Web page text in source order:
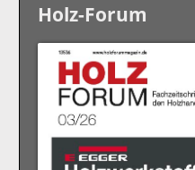
Holz-Forum